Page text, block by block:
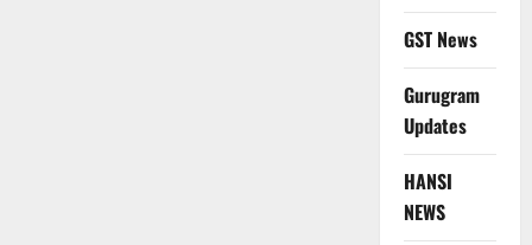
GST News
Gurugram
Updates
HANSI
NEWS